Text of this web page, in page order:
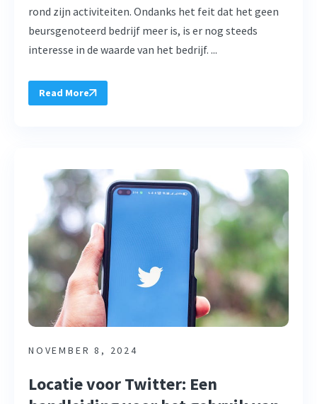
rond zijn activiteiten. Ondanks het feit dat het geen
beursgenoteerd bedrijf meer is, is er nog steeds
interesse in de waarde van het bedrijf. ...
Read More
NOVEMBER 8, 2024
Locatie voor Twitter: Een